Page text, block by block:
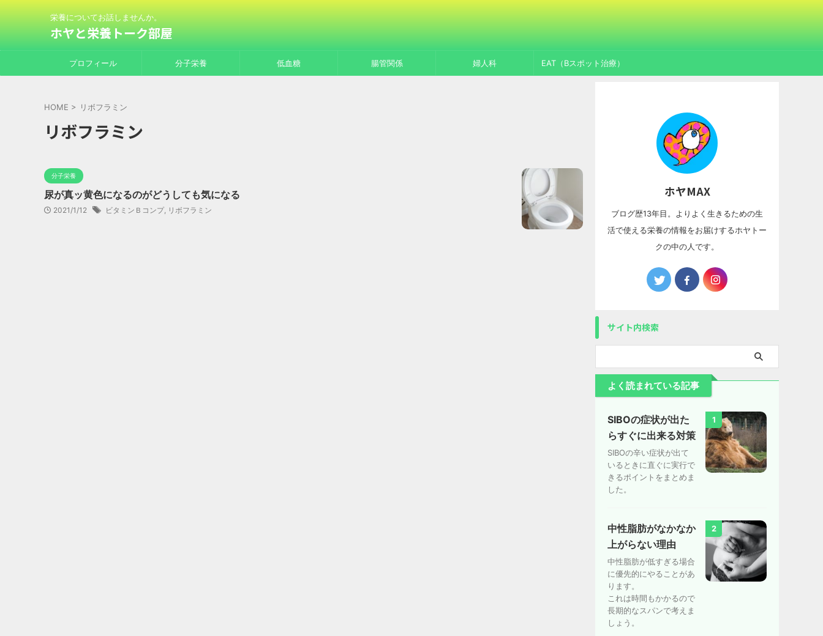
栄養についてお話しませんか。
ホヤと栄養トーク部屋
プロフィール 分子栄養 低血糖 腸管関係 婦人科 EAT（Bスポット治療）
HOME > リボフラミン
リボフラミン
分子栄養
尿が真ッ黄色になるのがどうしても気になる
2021/1/12 ビタミンＢコンプ, リボフラミン
ホヤMAX
ブログ歴13年目。よりよく生きるための生
活で使える栄養の情報をお届けするホヤトー
クの中の人です。
サイト内検索
よく読まれている記事
1
SIBOの症状が出た
らすぐに出来る対策
SIBOの辛い症状が出て
いるときに直ぐに実行で
きるポイントをまとめま
した。
2
中性脂肪がなかなか
上がらない理由
中性脂肪が低すぎる場合
に優先的にやることがあ
ります。
これは時間もかかるので
長期的なスパンで考えま
しょう。